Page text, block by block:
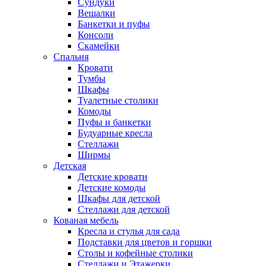
Сундуки
Вешалки
Банкетки и пуфы
Консоли
Скамейки
Спальня
Кровати
Тумбы
Шкафы
Туалетные столики
Комоды
Пуфы и банкетки
Будуарные кресла
Стеллажи
Ширмы
Детская
Детские кровати
Детские комоды
Шкафы для детской
Стеллажи для детской
Кованая мебель
Кресла и стулья для сада
Подставки для цветов и горшки
Столы и кофейные столики
Стеллажи и Этажерки